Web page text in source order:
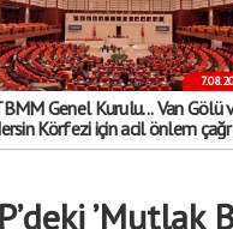
Genel Kurulu... Van Gölü
Körfezi için acil önlem
’Mutlak